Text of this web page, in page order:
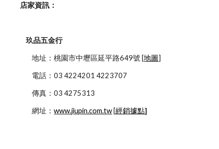
    店家資訊：
玖品五金行
            地址：桃園市中壢區延平路649號 [
地圖]
            電話：03 4224201 4223707
            傳真：03 4275313
            網址：
www.jiupin.com.tw [經銷據點]